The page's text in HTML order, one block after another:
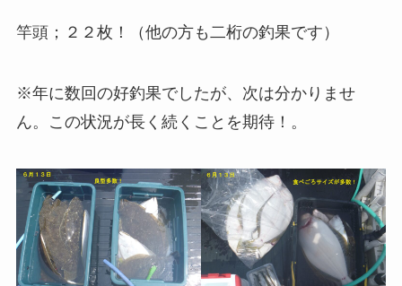
竿頭；２２枚！（他の方も二桁の釣果です）
※年に数回の好釣果でしたが、次は分かりませ
ん。この状況が長く続くことを期待！。